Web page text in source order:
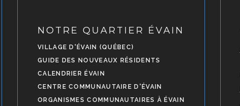
NOTRE QUARTIER ÉVAIN
VILLAGE D'ÉVAIN (QUÉBEC)
GUIDE DES NOUVEAUX RÉSIDENTS
CALENDRIER ÉVAIN
CENTRE COMMUNAUTAIRE D'ÉVAIN
ORGANISMES COMMUNAUTAIRES À ÉVAIN